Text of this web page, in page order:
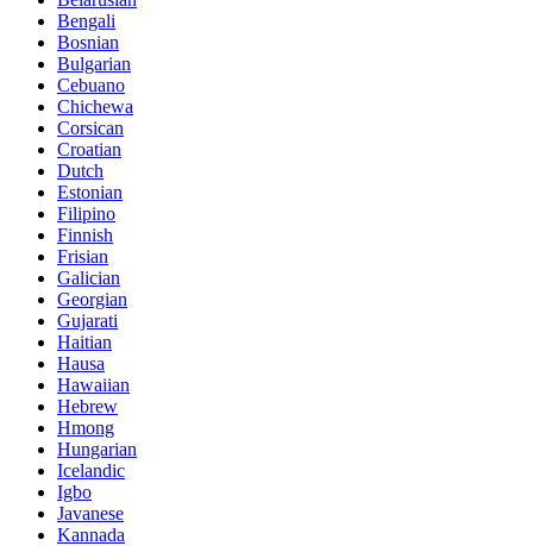
Bengali
Bosnian
Bulgarian
Cebuano
Chichewa
Corsican
Croatian
Dutch
Estonian
Filipino
Finnish
Frisian
Galician
Georgian
Gujarati
Haitian
Hausa
Hawaiian
Hebrew
Hmong
Hungarian
Icelandic
Igbo
Javanese
Kannada